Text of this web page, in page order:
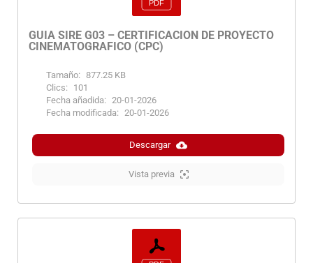
GUIA SIRE G03 – CERTIFICACION DE PROYECTO
CINEMATOGRAFICO (CPC)
Tamaño: 877.25 KB
Clics:
101
Fecha añadida: 20-01-2026
Fecha modificada: 20-01-2026
Descargar
Vista previa